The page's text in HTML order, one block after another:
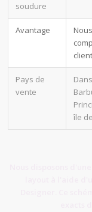
soudure
Avantage
Pays de
vente
île